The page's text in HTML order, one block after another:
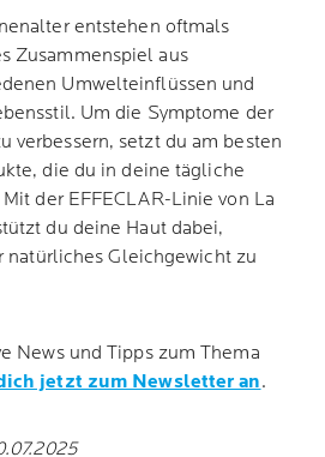
entstehen oftmals
Zusammenspiel aus
Umwelteinflüssen und
Um die Symptome der
verbessern, setzt du am besten
die du in deine tägliche
der EFFECLAR-Linie von La
du deine Haut dabei,
natürliches Gleichgewicht zu
News und Tipps zum Thema
jetzt zum Newsletter an.